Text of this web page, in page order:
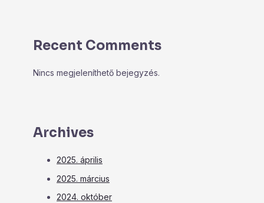
Recent Comments
Nincs megjeleníthető bejegyzés.
Archives
2025. április
2025. március
2024. október